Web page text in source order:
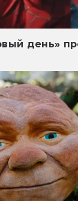
день»